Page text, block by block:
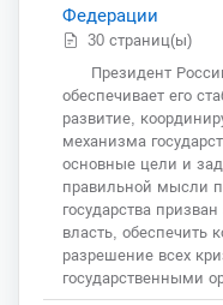
Федерации
30 страниц(ы)
Президент
обеспечивает его
развитие,
механизма
основные цели и
правильной мысли
государства
власть, обеспечить
разрешение всех
государственными